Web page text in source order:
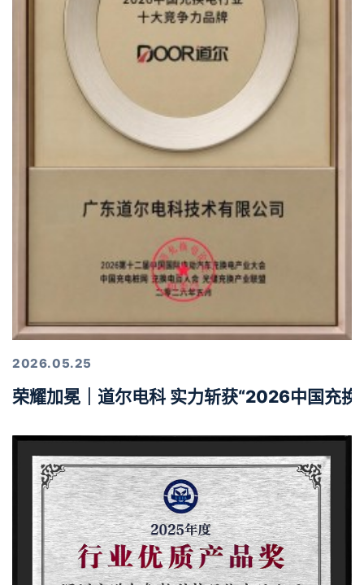
2026.05.25
荣耀加冕｜道尔电科 实力斩获“2026中国充换